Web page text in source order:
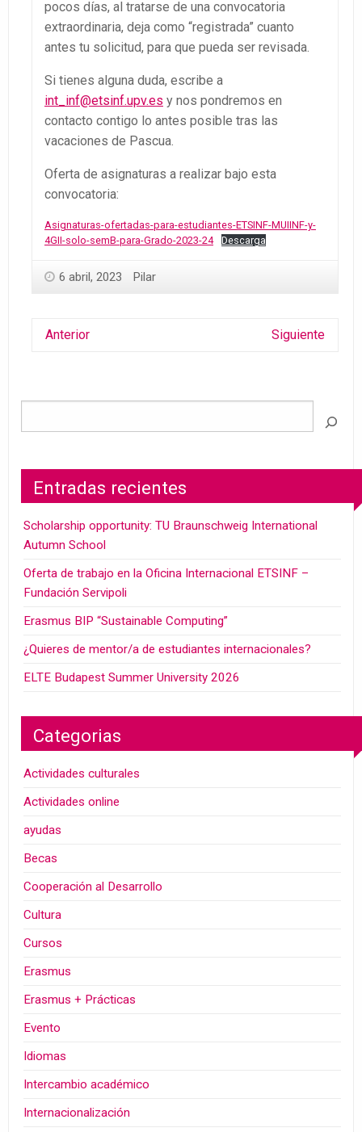
pocos días, al tratarse de una convocatoria
extraordinaria, deja como “registrada” cuanto
antes tu solicitud, para que pueda ser revisada.
Si tienes alguna duda, escribe a
int_inf@etsinf.upv.es y nos pondremos en
contacto contigo lo antes posible tras las
vacaciones de Pascua.
Oferta de asignaturas a realizar bajo esta
convocatoria:
Asignaturas-ofertadas-para-estudiantes-ETSINF-MUIINF-y-
4GII-solo-semB-para-Grado-2023-24
Descarga
6 abril, 2023 Pilar
Anterior Siguiente
Entradas recientes
Scholarship opportunity: TU Braunschweig International
Autumn School
Oferta de trabajo en la Oficina Internacional ETSINF –
Fundación Servipoli
Erasmus BIP “Sustainable Computing”
¿Quieres de mentor/a de estudiantes internacionales?
ELTE Budapest Summer University 2026
Categorias
Actividades culturales
Actividades online
ayudas
Becas
Cooperación al Desarrollo
Cultura
Cursos
Erasmus
Erasmus + Prácticas
Evento
Idiomas
Intercambio académico
Internacionalización